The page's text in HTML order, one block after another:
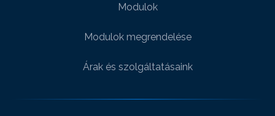
Modulok
Modulok megrendelése
Árak és szolgáltatásaink